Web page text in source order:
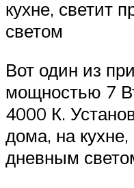
кухне, светит
светом
Вот один из
мощностью 7
4000 К.
дома, на
дневным